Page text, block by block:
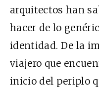
arquitectos han
hacer de lo
identidad. De la
viajero que
inicio del periplo